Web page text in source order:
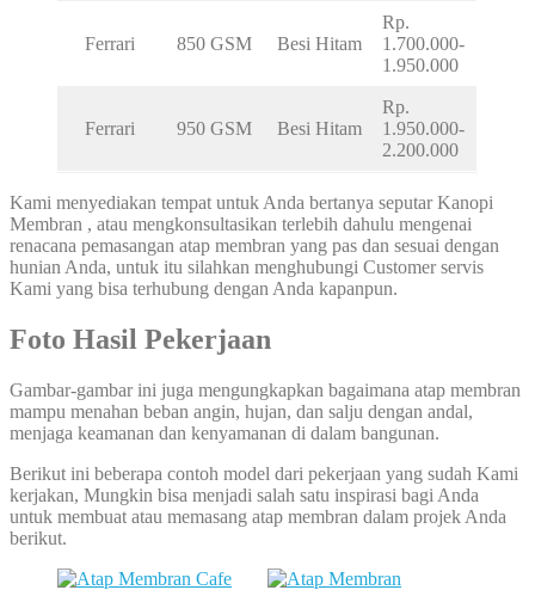
Ferrari 850 GSM Besi Hitam
Rp.
1.700.000-
1.950.000
Ferrari 950 GSM Besi Hitam
Rp.
1.950.000-
2.200.000
Kami menyediakan tempat untuk Anda bertanya seputar Kanopi
Membran , atau mengkonsultasikan terlebih dahulu mengenai
renacana pemasangan atap membran yang pas dan sesuai dengan
hunian Anda, untuk itu silahkan menghubungi Customer servis
Kami yang bisa terhubung dengan Anda kapanpun.
Foto Hasil Pekerjaan
Gambar-gambar ini juga mengungkapkan bagaimana atap membran
mampu menahan beban angin, hujan, dan salju dengan andal,
menjaga keamanan dan kenyamanan di dalam bangunan.
Berikut ini beberapa contoh model dari pekerjaan yang sudah Kami
kerjakan, Mungkin bisa menjadi salah satu inspirasi bagi Anda
untuk membuat atau memasang atap membran dalam projek Anda
berikut.